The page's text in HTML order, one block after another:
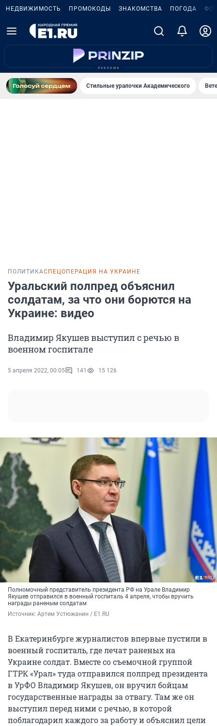
НЕДВИЖИМОСТЬ ПРОМОКОДЫ ЗНАКОМСТВА ПОГОДА
Стильные уралочки Академического
ПОЛИТИКАСПЕЦОПЕРАЦИЯ НА УКРАИНЕ
Уральский полпред объяснил
солдатам, за что они борются на
Украине: видео
Владимир Якушев выступил с речью в
военном госпитале
5 апреля 2022, 00:05 141 15 126
Полномочный представитель президента РФ на Урале Владимир
Якушев отправился в военный госпиталь 4 апреля, чтобы вручить
награды раненым солдатам
Источник: Артем Устюжанин / E1.RU
В Екатеринбурге журналистов впервые пустили в
военный госпиталь, где лечат раненых на
Украине солдат. Вместе со съемочной группой
ГТРК «Урал» туда отправился полпред президента
в УрФО Владимир Якушев, он вручил бойцам
государственные награды за отвагу. Там же он
выступил перед ними с речью, в которой
поблагодарил каждого за работу и объяснил цели